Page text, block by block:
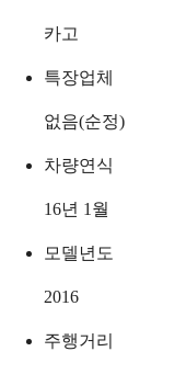
카고
특장업체
없음(순정)
차량연식
16년 1월
모델년도
2016
주행거리